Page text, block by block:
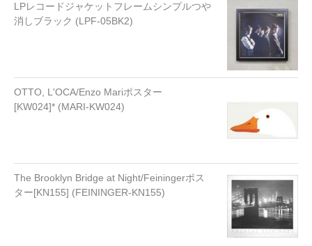
LPレコードジャケットフレームシンプルつや
消しブラック (LPF-05BK2)
OTTO, L'OCA/Enzo Mariポスター
[KW024]* (MARI-KW024)
The Brooklyn Bridge at Night/Feiningerポス
ター[KN155] (FEININGER-KN155)